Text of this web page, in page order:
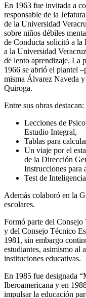
En 1963 fue invitada a
responsable de la
de la Universidad
sobre niños débiles
de Conducta solicitó a
a la Universidad
de lento aprendizaje. La
1966 se abrió el plantel
misma Álvarez Naveda
Quiroga.
Entre sus obras destacan:
Lecciones de
Estudio Integral,
Tablas para
Un viaje por el
de la Dirección
Instrucciones para
Test de
Además colaboró en la
escolares.
Formó parte del Consejo
y del Consejo Técnico
1981, sin embargo
estudiantes, asimismo al
instituciones educativas.
En 1985 fue designada
Iberoamericana y en
impulsar la educación